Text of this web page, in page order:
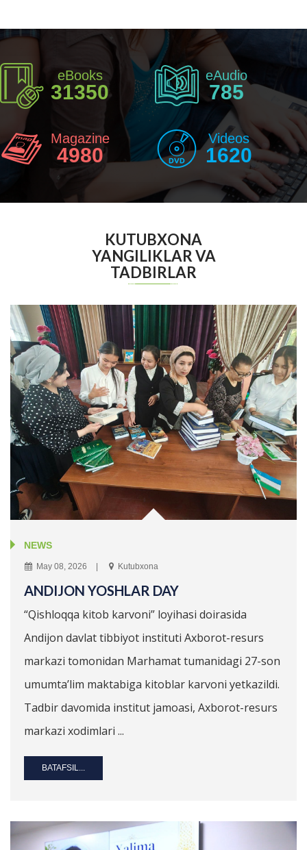
eBooks
31350
eAudio
785
Magazine
4980
Videos
1620
KUTUBXONA
YANGILIKLAR VA
TADBIRLAR
NEWS
May 08, 2026 Kutubxona
ANDIJON YOSHLAR DAY
“Qishloqqa kitob karvoni” loyihasi doirasida
Andijon davlat tibbiyot instituti Axborot-resurs
markazi tomonidan Marhamat tumanidagi 27-son
umumta’lim maktabiga kitoblar karvoni yetkazildi.
Tadbir davomida institut jamoasi, Axborot-resurs
markazi xodimlari ...
BATAFSIL...